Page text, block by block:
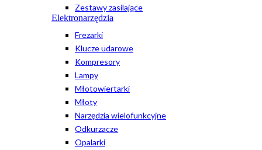
Zestawy zasilające
Elektronarzędzia
Frezarki
Klucze udarowe
Kompresory
Lampy
Młotowiertarki
Młoty
Narzędzia wielofunkcyjne
Odkurzacze
Opalarki